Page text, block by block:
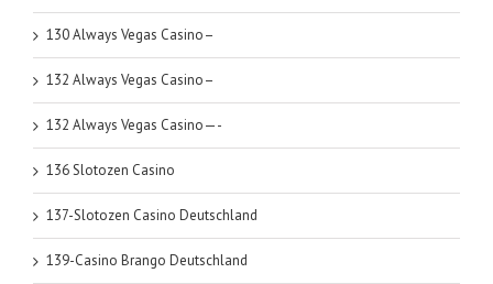
130 Always Vegas Casino–
132 Always Vegas Casino–
132 Always Vegas Casino—-
136 Slotozen Casino
137-Slotozen Casino Deutschland
139-Casino Brango Deutschland